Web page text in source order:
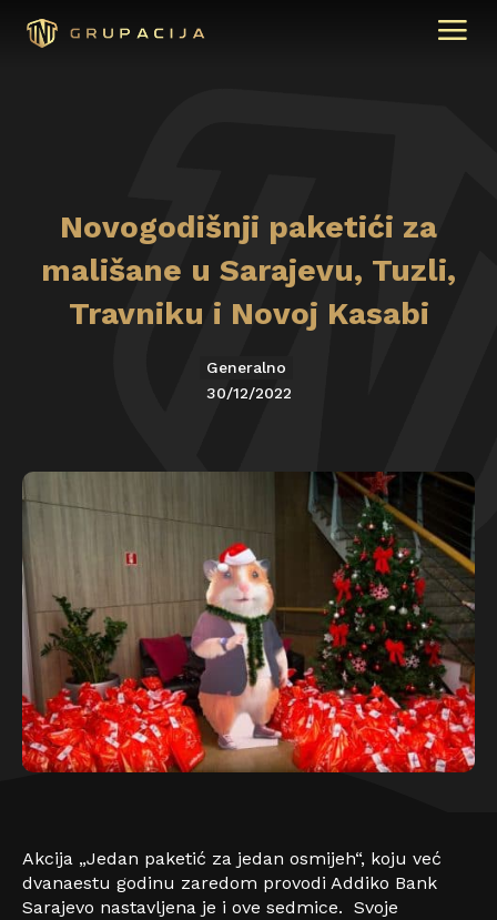
Novogodišnji paketići za
mališane u Sarajevu, Tuzli,
Travniku i Novoj Kasabi
Generalno
30/12/2022
Akcija „Jedan paketić za jedan osmijeh“, koju već
dvanaestu godinu zaredom provodi Addiko Bank
Sarajevo nastavljena je i ove sedmice. Svoje